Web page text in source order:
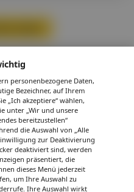
Teilen
NUTZUNGSBEDINGUNGEN
ZWECKE ANZEIGEN
– Patientenwissen: MeinMed.at
personenbezogene Daten,
Bezeichner, auf Ihrem
„Ich akzeptiere“ wählen,
unter „Wir und unsere
bereitzustellen“
die Auswahl von „Alle
zur Deaktivierung
deaktiviert sind, werden
präsentiert, die
dieses Menü jederzeit
um Ihre Auswahl zu
Ihre Auswahl wirkt